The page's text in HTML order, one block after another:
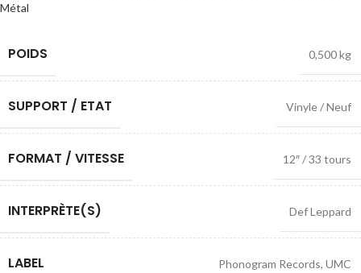
Métal
POIDS 0,500 kg
SUPPORT / ETAT Vinyle / Neuf
FORMAT / VITESSE 12″ / 33 tours
INTERPRÈTE(S) Def Leppard
LABEL Phonogram Records, UMC